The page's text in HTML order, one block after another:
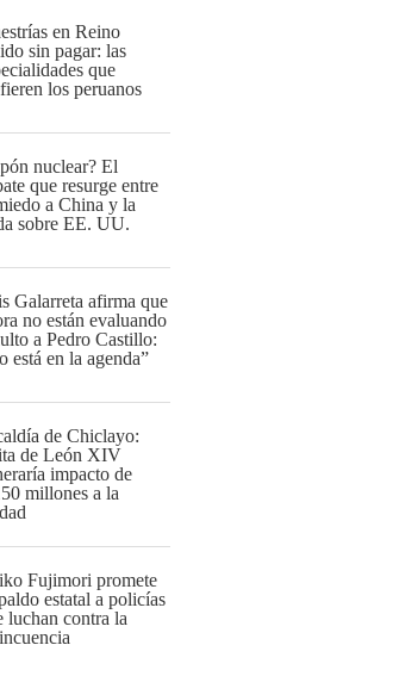
en Reino
sin pagar: las
que
los peruanos
nuclear? El
que resurge entre
a China y la
sobre EE. UU.
Galarreta afirma que
no están evaluando
a Pedro Castillo:
está en la agenda”
de Chiclayo:
de León XIV
impacto de
millones a la
Fujimori promete
estatal a policías
luchan contra la